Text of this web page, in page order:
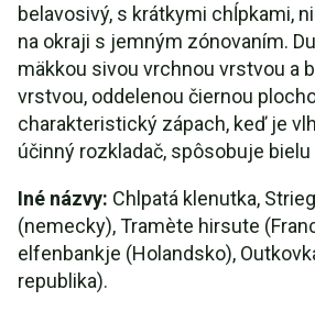
belavosivý, s krátkymi chĺpkami,
na okraji s jemným zónovaním.
mäkkou sivou vrchnou vrstvou a
vrstvou, oddelenou čiernou
charakteristický zápach, keď je
účinný rozkladač, spôsobuje bielu
Iné názvy: Chlpatá klenutka,
(nemecky), Tramète hirsute
elfenbankje (Holandsko),
republika).